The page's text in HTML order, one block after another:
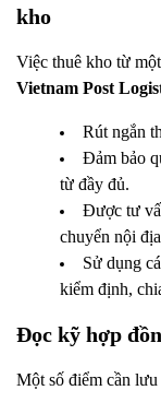
kho
Việc thuê kho từ
Vietnam Post
Rút ngắn
Đảm bảo
từ đầy đủ.
Được tư
chuyển nội
Sử dụng
kiểm định,
Đọc kỹ hợp
Một số điểm cần